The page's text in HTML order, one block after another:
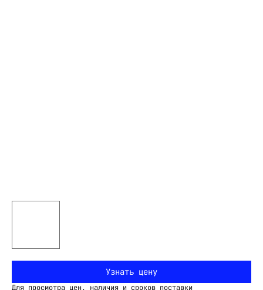
Узнать цену
Для просмотра цен, наличия и сроков поставки